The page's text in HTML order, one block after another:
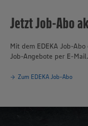
Jetzt Job-Abo
Mit dem EDEKA Job-
Job-Angebote per E-Mail.
Zum EDEKA Job-Abo